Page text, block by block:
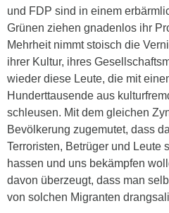
und FDP sind in einem
Grünen ziehen gnadenlos ihr
Mehrheit nimmt stoisch die
ihrer Kultur, ihres
wieder diese Leute, die mit
Hunderttausende aus
schleusen. Mit dem gleichen
Bevölkerung zugemutet, dass
Terroristen, Betrüger und Leute
hassen und uns bekämpfen
davon überzeugt, dass man
von solchen Migranten